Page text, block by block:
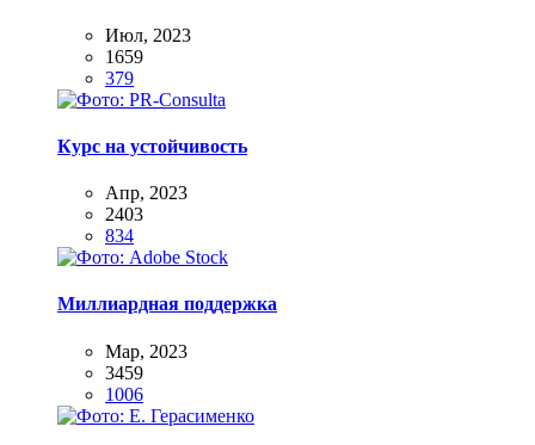
Июл, 2023
1659
379
Курс на устойчивость
Апр, 2023
2403
834
Миллиардная поддержка
Мар, 2023
3459
1006